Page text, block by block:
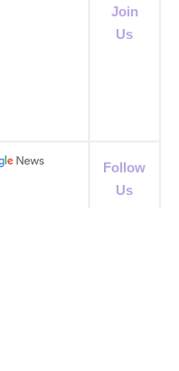
Join
Us
Follow
Us